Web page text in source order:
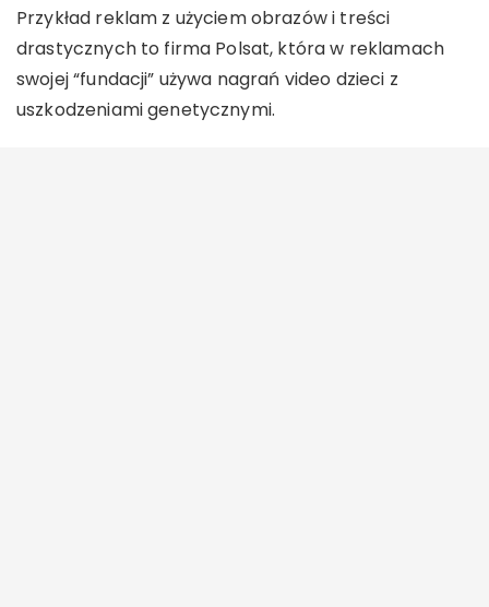
Przykład reklam z użyciem obrazów i treści
drastycznych to firma Polsat, która w reklamach
swojej “fundacji” używa nagrań video dzieci z
uszkodzeniami genetycznymi.